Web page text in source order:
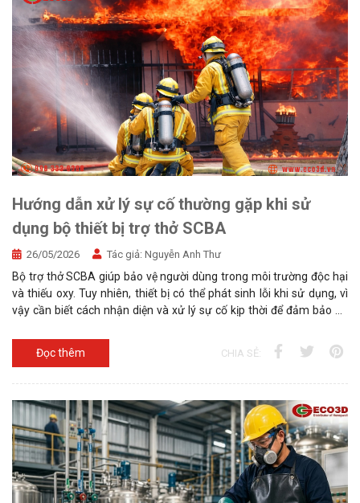
Hướng dẫn xử lý sự cố thường gặp khi sử
dụng bộ thiết bị trợ thở SCBA
26/05/2026 Tác giả: Nguyễn Anh Thư
Bộ trợ thở SCBA giúp bảo vệ người dùng trong môi trường độc hại
và thiếu oxy. Tuy nhiên, thiết bị có thể phát sinh lỗi khi sử dụng, vì
vậy cần biết cách nhận diện và xử lý sự cố kịp thời để đảm bảo an
Đọc thêm
CHIA SẺ: